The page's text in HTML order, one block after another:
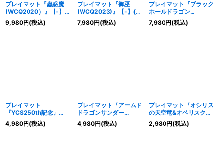
プレイマット『蟲惑魔
(WCQ2020）』【-】
{-}《プレイマット》
9,980円(税込)
プレイマット『御巫
(WCQ2023)』【-】{-}
《プレイマット》
7,980円(税込)
プレイマット『ブラック
ホールドラゴン
(WCQ2024)』【-】{-}
《プレイマット》
7,980円(税込)
プレイマット
『YCS250th記念』
【-】{-}《プレイマッ
ト》
4,980円(税込)
プレイマット『アームド
ドラゴンサンダー
(YCS/REMOTEDUEL)』
【-】{-}《プレイマッ
4,980円(税込)
プレイマット『オシリス
の天空竜&オベリスクの
巨神兵
(EGYPTIANGODDECK)
2,980円(税込)